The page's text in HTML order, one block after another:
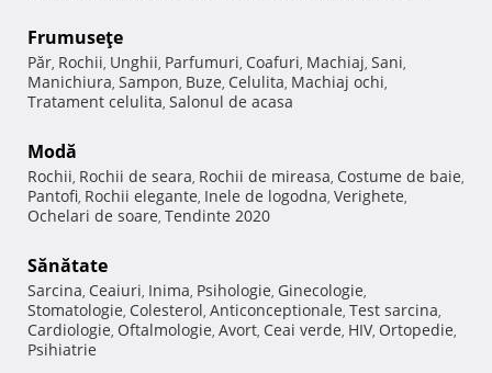
Frumuseţe
Păr, Rochii, Unghii, Parfumuri, Coafuri, Machiaj, Sani,
Manichiura, Sampon, Buze, Celulita, Machiaj ochi,
Tratament celulita, Salonul de acasa
Modă
Rochii, Rochii de seara, Rochii de mireasa, Costume de baie,
Pantofi, Rochii elegante, Inele de logodna, Verighete,
Ochelari de soare, Tendinte 2020
Sănătate
Sarcina, Ceaiuri, Inima, Psihologie, Ginecologie,
Stomatologie, Colesterol, Anticonceptionale, Test sarcina,
Cardiologie, Oftalmologie, Avort, Ceai verde, HIV, Ortopedie,
Psihiatrie